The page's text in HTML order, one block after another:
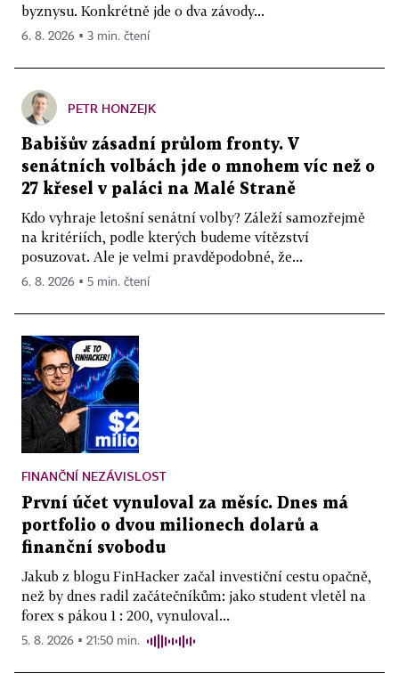
byznysu. Konkrétně jde o dva závody...
6. 8. 2026 ▪ 3 min. čtení
PETR HONZEJK
Babišův zásadní průlom fronty. V
senátních volbách jde o mnohem víc než o
27 křesel v paláci na Malé Straně
Kdo vyhraje letošní senátní volby? Záleží samozřejmě
na kritériích, podle kterých budeme vítězství
posuzovat. Ale je velmi pravděpodobné, že...
6. 8. 2026 ▪ 5 min. čtení
FINANČNÍ NEZÁVISLOST
První účet vynuloval za měsíc. Dnes má
portfolio o dvou milionech dolarů a
finanční svobodu
Jakub z blogu FinHacker začal investiční cestu opačně,
než by dnes radil začátečníkům: jako student vletěl na
forex s pákou 1 : 200, vynuloval...
5. 8. 2026 ▪ 21:50 min.